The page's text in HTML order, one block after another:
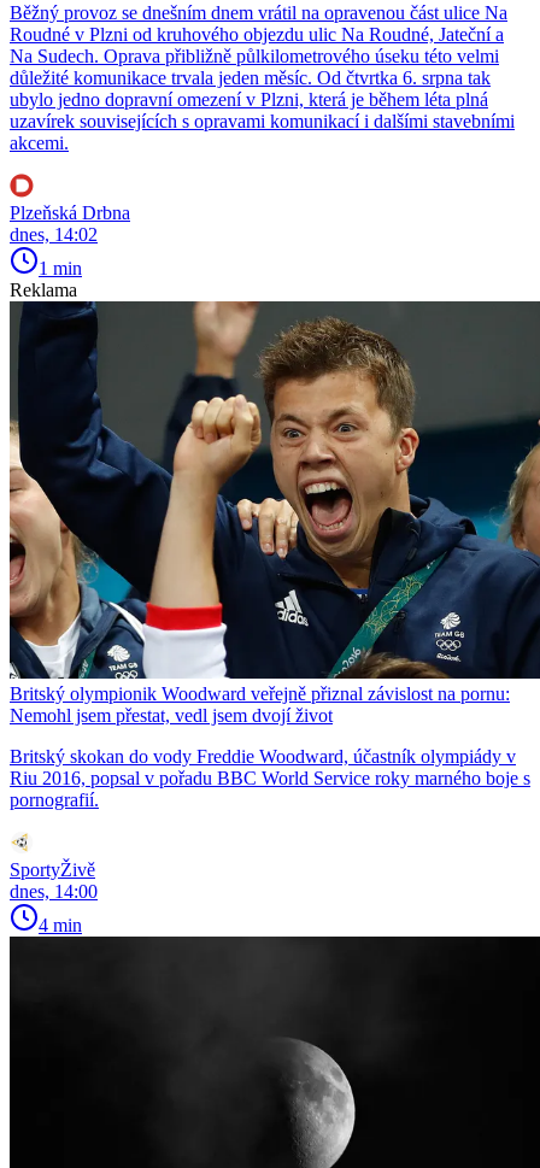
Běžný provoz se dnešním dnem vrátil na opravenou část ulice Na
Roudné v Plzni od kruhového objezdu ulic Na Roudné, Jateční a
Na Sudech. Oprava přibližně půlkilometrového úseku této velmi
důležité komunikace trvala jeden měsíc. Od čtvrtka 6. srpna tak
ubylo jedno dopravní omezení v Plzni, která je během léta plná
uzavírek souvisejících s opravami komunikací i dalšími stavebními
akcemi.
Plzeňská Drbna
dnes, 14:02
1 min
Reklama
Britský olympionik Woodward veřejně přiznal závislost na pornu:
Nemohl jsem přestat, vedl jsem dvojí život
Britský skokan do vody Freddie Woodward, účastník olympiády v
Riu 2016, popsal v pořadu BBC World Service roky marného boje s
pornografií.
SportyŽivě
dnes, 14:00
4 min